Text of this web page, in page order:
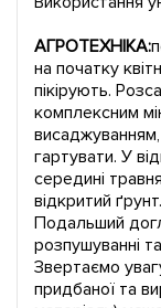
АГРОТЕХНІКА:
на початку
пікірують.
комплексним
гартувати. У
середині
відкритий
Подальший
розпушуванні
Звертаємо
придбаної та